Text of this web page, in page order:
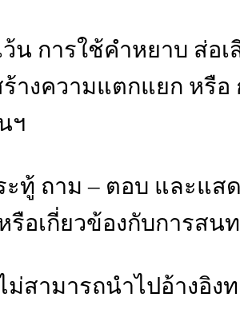
ว้น การใช้คำหยาบ ส่อ
างความแตกแยก หรือ
ฯ
ะทู้ ถาม – ตอบ และแส
รือเกี่ยวข้องกับการสน
ม่สามารถนำไปอ้างอิง